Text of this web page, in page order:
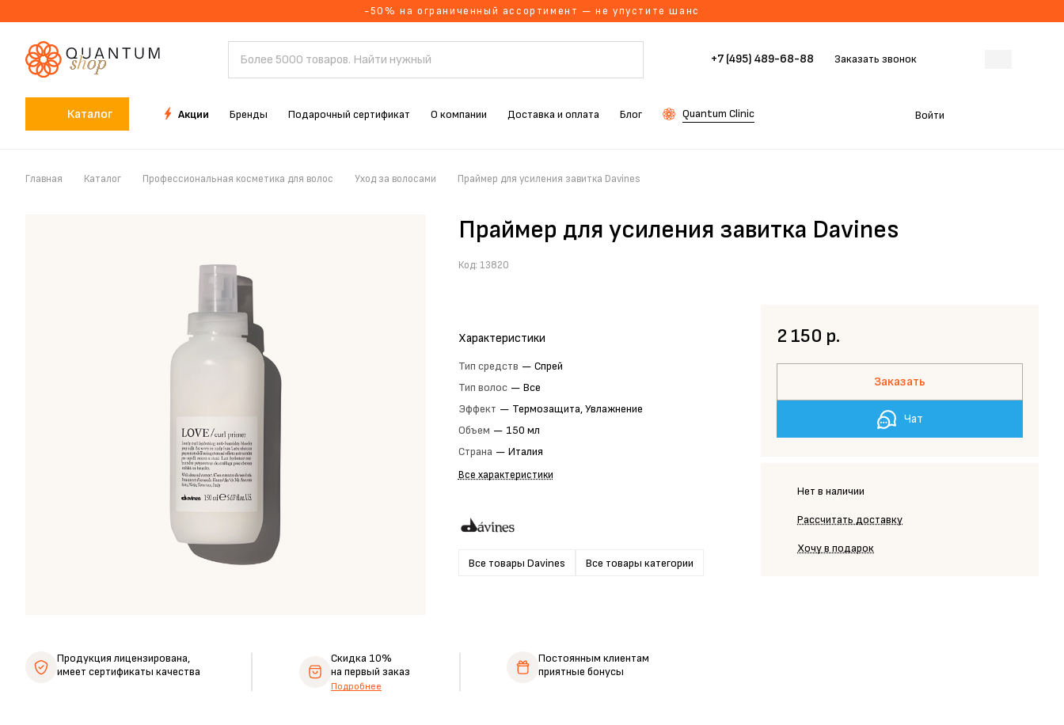
-50% на ограниченный ассортимент — не упустите шанс
+7 (495) 489-68-88 Заказать звонок
Каталог Акции Бренды Подарочный сертификат О компании Доставка и оплата Блог Quantum Clinic Войти
Главная Каталог Профессиональная косметика для волос Уход за волосами Праймер для усиления завитка Davines
Праймер для усиления завитка Davines
Код: 13820
Характеристики
Тип средств — Спрей
Тип волос — Все
Эффект — Термозащита, Увлажнение
Объем — 150 мл
Страна — Италия
Все характеристики
Все товары Davines Все товары категории
2 150 р.
Заказать
Чат
Нет в наличии
Рассчитать доставку
Хочу в подарок
Продукция лицензирована,
имеет сертификаты качества
Скидка 10%
на первый заказ
Подробнее
Постоянным клиентам
приятные бонусы